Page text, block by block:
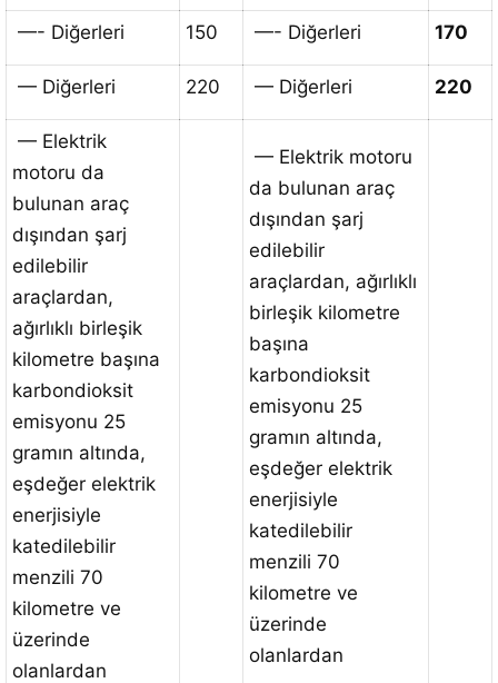
—- Diğerleri 150 —- Diğerleri 170
— Diğerleri 220 — Diğerleri 220
— Elektrik
motoru da
bulunan araç
dışından şarj
edilebilir
araçlardan,
ağırlıklı birleşik
kilometre başına
karbondioksit
emisyonu 25
gramın altında,
eşdeğer elektrik
enerjisiyle
katedilebilir
menzili 70
kilometre ve
üzerinde
olanlardan
— Elektrik motoru
da bulunan araç
dışından şarj
edilebilir
araçlardan, ağırlıklı
birleşik kilometre
başına
karbondioksit
emisyonu 25
gramın altında,
eşdeğer elektrik
enerjisiyle
katedilebilir
menzili 70
kilometre ve
üzerinde
olanlardan